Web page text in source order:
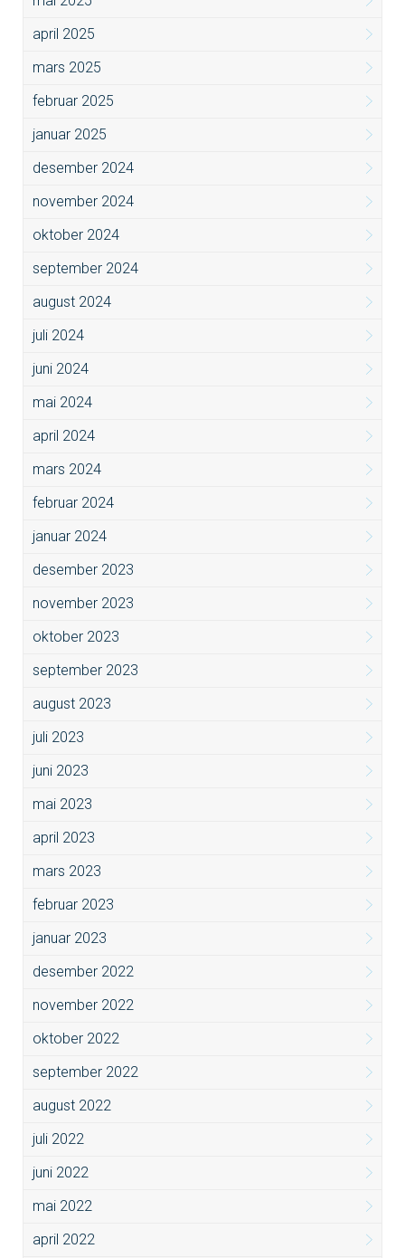
april 2025
mars 2025
februar 2025
januar 2025
desember 2024
november 2024
oktober 2024
september 2024
august 2024
juli 2024
juni 2024
mai 2024
april 2024
mars 2024
februar 2024
januar 2024
desember 2023
november 2023
oktober 2023
september 2023
august 2023
juli 2023
juni 2023
mai 2023
april 2023
mars 2023
februar 2023
januar 2023
desember 2022
november 2022
oktober 2022
september 2022
august 2022
juli 2022
juni 2022
mai 2022
april 2022